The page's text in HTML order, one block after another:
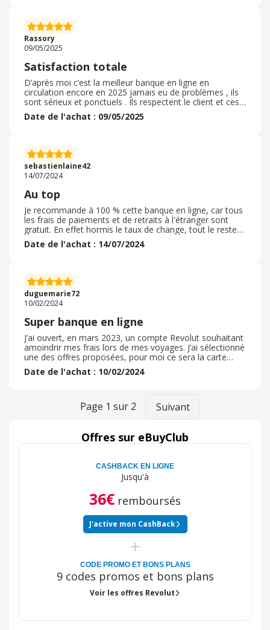
généralement réactif, bien que certaines critiques
évoquent des délais lors de blocages de compte pour
vérification. Revolut propose plusieurs plans, du gratuit à
des offres premium ( Plus, Premium, Metal) , chacun
avec ses avantages : assurances voyage, retraits
gratuits à l’étranger, cashback, accès à des lounges, ou
encore des outils d’investissement comme les
cryptomonnaies et les actions.
Rassory
09/05/2025
Satisfaction totale
D’après moi c’est la meilleur banque en ligne en
circulation encore en 2025 jamais eu de problèmes , ils
sont sérieux et ponctuels . Ils respectent le client et ces
besoins ils sont grave intuitifs . Pour tout ce qui est
crypto ou des trucs de ce genres il t’aident bcp à
ça fonctionne et je n’ai plus peur d’oser . Pas seulement
satisfait je me dis même chanceux de les avoir connus
aussitôt c’est la chance !
Date de l'achat : 09/05/2025
sebastienlaine42
14/07/2024
Au top
Je recommande à 100 % cette banque en ligne, car tous
les frais de paiements et de retraits à l'étranger sont
gratuit. En effet hormis le taux de change, tout le reste
est compris dans le forfait choisi selon les besoins. Pour
avoir tester au MAROC c'est ultra pratique et évite les
carte pour 10 € de livraison qui peut faire râler et selon
le type de voyage, le forfait de REVOLUT peut-être
limité.
Date de l'achat : 14/07/2024
duguemarie72
10/02/2024
Super banque en ligne
J’ai ouvert, en mars 2023, un compte Revolut souhaitant
amoindrir mes frais lors de mes voyages. J’ai sélectionné
une des offres proposées, pour moi ce sera la carte
gratuite, dans un premier temps je ne souhaitais pas
accéder aux avantages offerts par les versions payantes,
quelques euros pour l’envoi de la carte bancaire le
compte était ouvert. La carte est reçue en quelques
de la banque. Depuis, rien n’a redire, la communication
est limitée, claire et fait bon sens. Le début est immédiat
cachés, et lors d’un virement le coût de l’opération est
annoncé en avance. Juste génial !
Date de l'achat : 10/02/2024
Page 1 sur 2 Suivant
Offres sur eBuyClub
CASHBACK EN LIGNE
Jusqu'à
36€ remboursés
J'active mon CashBack
CODE PROMO ET BONS PLANS
9 codes promos et bons plans
Voir les offres Revolut